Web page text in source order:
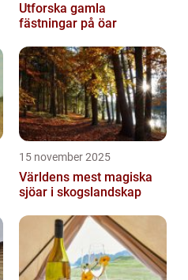
Utforska gamla
fästningar på öar
15 november 2025
Världens mest magiska
sjöar i skogslandskap